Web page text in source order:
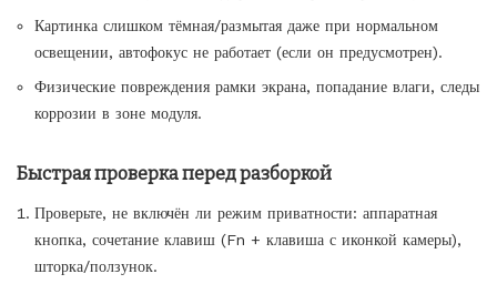
Картинка слишком тёмная/размытая даже при нормальном
освещении, автофокус не работает (если он предусмотрен).
Физические повреждения рамки экрана, попадание влаги, следы
коррозии в зоне модуля.
Быстрая проверка перед разборкой
Проверьте, не включён ли режим приватности: аппаратная
кнопка, сочетание клавиш (Fn + клавиша с иконкой камеры),
шторка/ползунок.